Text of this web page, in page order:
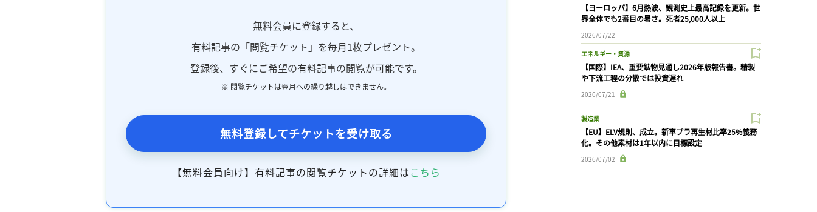
無料会員に登録すると、
有料記事の「閲覧チケット」を毎月1枚プレゼント。
登録後、すぐにご希望の有料記事の閲覧が可能です。
※ 閲覧チケットは翌月への繰り越しはできません。
無料登録してチケットを受け取る
【無料会員向け】有料記事の閲覧チケットの詳細はこちら
【ヨーロッパ】6月熱波、観測史上最高記録を更新。世
界全体でも2番目の暑さ。死者25,000人以上
2026/07/22
エネルギー・資源
【国際】IEA、重要鉱物見通し2026年版報告書。精製
や下流工程の分散では投資遅れ
2026/07/21
製造業
【EU】ELV規則、成立。新車プラ再生材比率25%義務
化。その他素材は1年以内に目標設定
2026/07/02